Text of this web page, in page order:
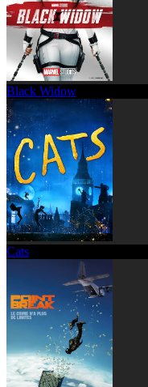
Black Widow
Cats